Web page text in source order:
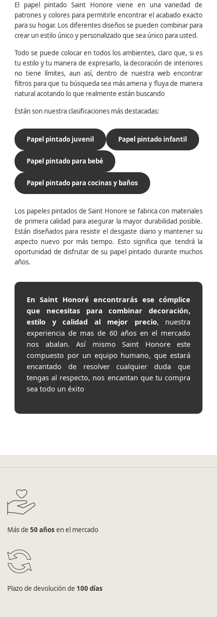
El papel pintado Saint Honore viene en una variedad de
patrones y colores para permitirle encontrar el acabado exacto
para su hogar. Los diferentes diseños se pueden combinar para
crear un estilo único y personalizado que sea único para usted.
Todo se puede colocar en todos los ambientes, claro que, si es
tu estilo y tu manera de expresarlo, la decoración de interiores
no tiene límites, aun así, dentro de nuestra web encontrar
filtros para que tu búsqueda sea más amena y fluya de manera
natural acotando lo que realmente están buscando
Están son nuestra clasificaciones más destacadas:
Papel pintado juvenil Papel pintado infantil
Papel pintado para bebé
Papel pintado para cocinas y baños
Los papeles pintados de Saint Honore se fabrica con materiales
de primera calidad para asegurar la mayor durabilidad posible.
Están diseñados para resistir el desgaste diario y mantener su
aspecto nuevo por más tiempo. Esto significa que tendrá la
oportunidad de disfrutar de su papel pintado durante muchos
años.
En Saint Honoré encontrarás ese cómplice
que necesitas para combinar decoración,
estilo y calidad al mejor precio, nuestra
experiencia de mas de 60 años en el mercado
nos abalan. Así mismo Saint Honore este
compuesto por un equipo humano, que estará
encantado de resolver cualquier duda que
tengas al respecto, nos encantan que tu compra
sea todo un éxito
Más de 50 años en el mercado
Plazo de devolución de 100 días